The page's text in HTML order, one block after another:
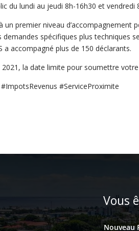
du lundi au jeudi 8h-16h30 et
un premier niveau
demandes spécifiques plus techniques
a accompagné plus de 150 déclarants.
2021, la date limite pour soumettre
#ServiceProximite
Vous
Nouveau